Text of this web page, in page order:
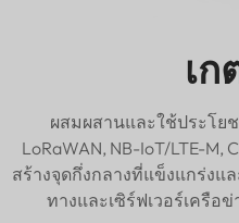
เก
ผสมผสานและใช้ประโย
LoRaWAN, NB-IoT/LTE-M,
สร้างจุดกึ่งกลางที่แข็งแกร่งแ
ทางและเซิร์ฟเวอร์เครื